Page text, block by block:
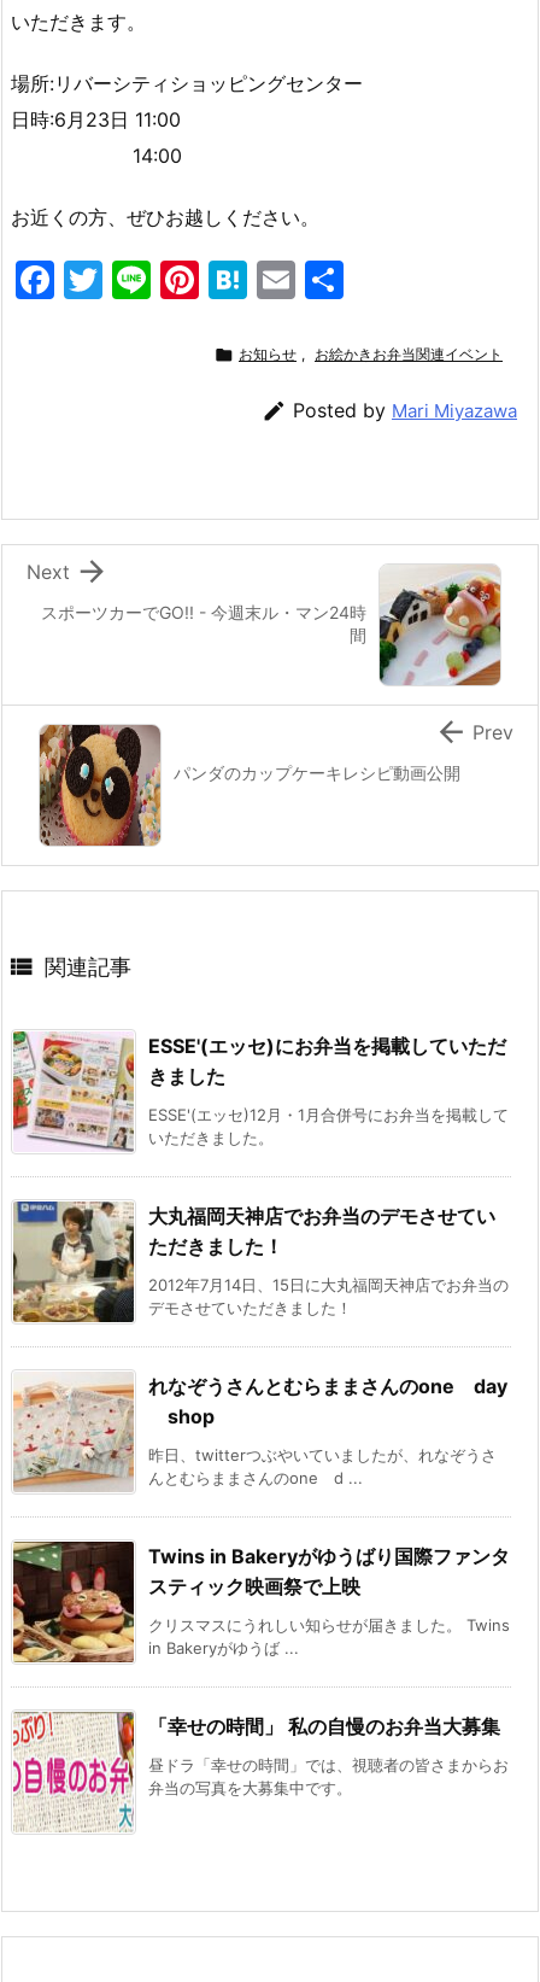
いただきます。
場所:リバーシティショッピングセンター
日時:6月23日 11:00
14:00
お近くの方、ぜひお越しください。
F
o
k
T
Li Pi
er
H
e
a
E
ai
l
 お知らせ , お絵かきお弁当関連イベント
 Posted by Mari Miyazawa
スポーツカーでGO!! - 今週末ル・マン24時
間

Next
パンダのカップケーキレシピ動画公開
 Prev
 関連記事
ESSE'(エッセ)にお弁当を掲載していただ
きました
ESSE'(エッセ)12月・1月合併号にお弁当を掲載して
いただきました。
大丸福岡天神店でお弁当のデモさせてい
ただきました！
2012年7月14日、15日に大丸福岡天神店でお弁当の
デモさせていただきました！
れなぞうさんとむらままさんのone day
shop
昨日、twitterつぶやいていましたが、れなぞうさ
んとむらままさんのone d ...
Twins in Bakeryがゆうばり国際ファンタ
スティック映画祭で上映
クリスマスにうれしい知らせが届きました。 Twins
in Bakeryがゆうば ...
「幸せの時間」 私の自慢のお弁当大募集
昼ドラ「幸せの時間」では、視聴者の皆さまからお
弁当の写真を大募集中です。